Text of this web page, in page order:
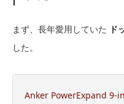
まず、長年愛用していた ド
した。
Anker PowerExpand 9-